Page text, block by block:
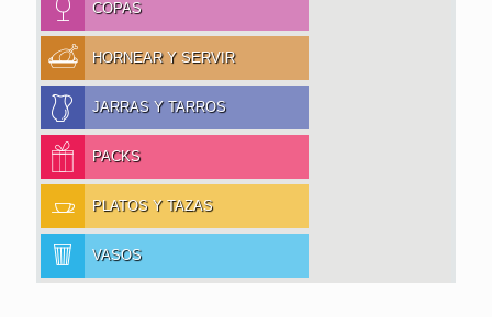
COPAS
HORNEAR Y SERVIR
JARRAS Y TARROS
PACKS
PLATOS Y TAZAS
VASOS